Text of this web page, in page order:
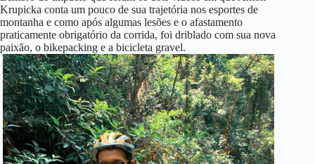
Krupicka conta um pouco de sua trajetória nos esportes de
montanha e como após algumas lesões e o afastamento
praticamente obrigatório da corrida, foi driblado com sua nova
paixão, o bikepacking e a bicicleta gravel.